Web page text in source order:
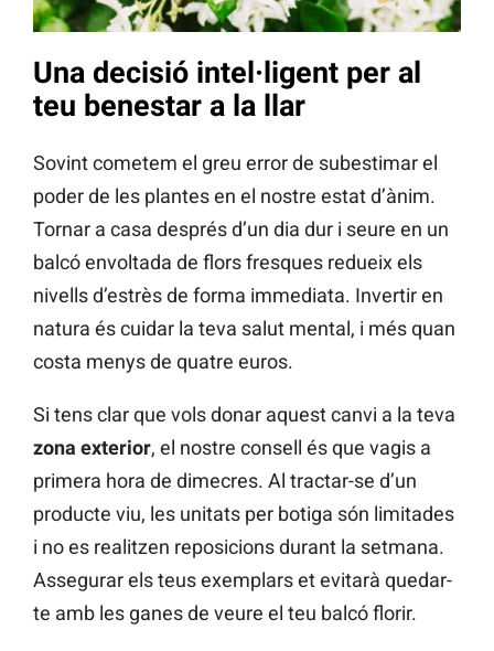
Una decisió intel·ligent per al
teu benestar a la llar
Sovint cometem el greu error de subestimar el
poder de les plantes en el nostre estat d’ànim.
Tornar a casa després d’un dia dur i seure en un
balcó envoltada de flors fresques redueix els
nivells d’estrès de forma immediata. Invertir en
natura és cuidar la teva salut mental, i més quan
costa menys de quatre euros.
Si tens clar que vols donar aquest canvi a la teva
zona exterior, el nostre consell és que vagis a
primera hora de dimecres. Al tractar-se d’un
producte viu, les unitats per botiga són limitades
i no es realitzen reposicions durant la setmana.
Assegurar els teus exemplars et evitarà quedar-
te amb les ganes de veure el teu balcó florir.